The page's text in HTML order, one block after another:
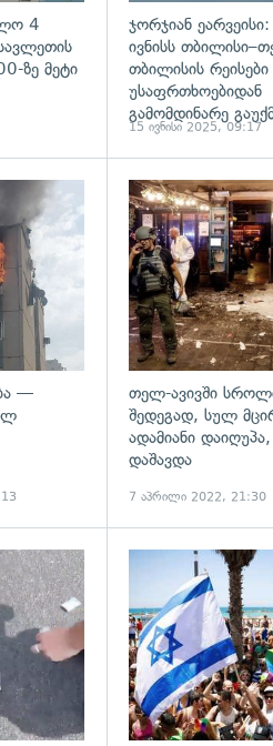
4
ზე მეტი
ჯორჯიან
ივნისს
თბილისის რეისები
უსაფრთხოებიდან
გამომდინარე
15 ივნისი 2025, 09:17
გადახედვა
—
თელ-ავივში
შედეგად, სულ
ადამიანი
დაშავდა
7 აპრილი 2022, 21:30